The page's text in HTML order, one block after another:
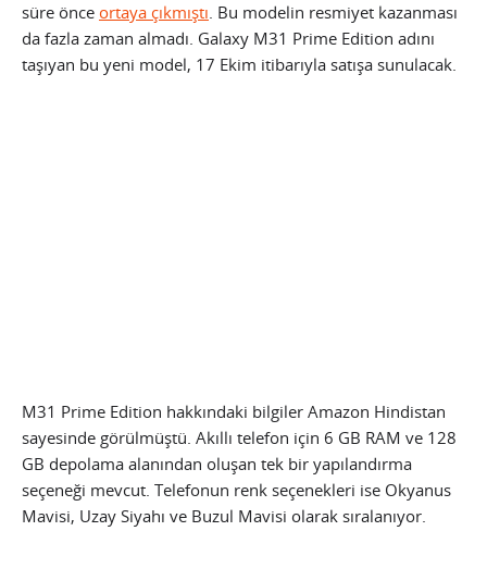
süre önce ortaya çıkmıştı. Bu modelin resmiyet kazanması
da fazla zaman almadı. Galaxy M31 Prime Edition adını
taşıyan bu yeni model, 17 Ekim itibarıyla satışa sunulacak.
M31 Prime Edition hakkındaki bilgiler Amazon Hindistan
sayesinde görülmüştü. Akıllı telefon için 6 GB RAM ve 128
GB depolama alanından oluşan tek bir yapılandırma
seçeneği mevcut. Telefonun renk seçenekleri ise Okyanus
Mavisi, Uzay Siyahı ve Buzul Mavisi olarak sıralanıyor.